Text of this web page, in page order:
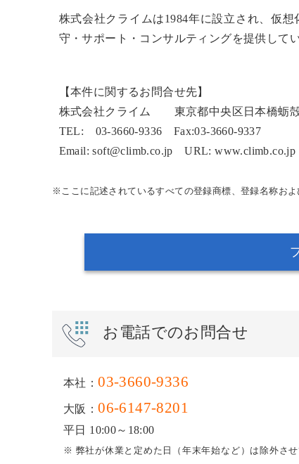
株式会社クライムは1984年に設立され、仮
守・サポート・コンサルティングを提供してい
【本件に関するお問合せ先】
株式会社クライム 東京都中央区日本橋蛎殻
TEL: 03-3660-9336 Fax:03-3660-9337
Email: soft@climb.co.jp URL: www.climb.co.jp
※ここに記述されているすべての登録商標、登録名称お
お電話でのお問合せ
本社：03-3660-9336
大阪：06-6147-8201
平日 10:00～18:00
※ 弊社が休業と定めた日（年末年始など）は除外させ